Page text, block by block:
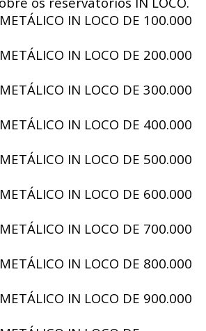
IN LOCO DE 100.000
IN LOCO DE 200.000
IN LOCO DE 300.000
IN LOCO DE 400.000
IN LOCO DE 500.000
IN LOCO DE 600.000
IN LOCO DE 700.000
IN LOCO DE 800.000
IN LOCO DE 900.000